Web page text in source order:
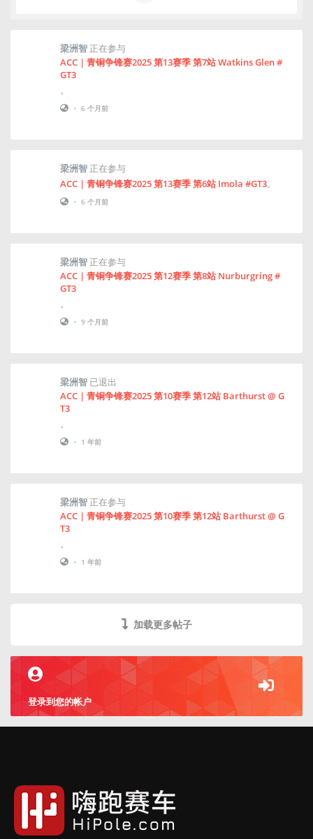
梁洲智 正在参与
ACC | 青铜争锋赛2025 第13赛季 第7站 Watkins Glen #
GT3
。
• 6 个月前
梁洲智 正在参与
ACC | 青铜争锋赛2025 第13赛季 第6站 Imola #GT3。
• 6 个月前
梁洲智 正在参与
ACC | 青铜争锋赛2025 第12赛季 第8站 Nurburgring #
GT3
。
• 9 个月前
梁洲智 已退出
ACC | 青铜争锋赛2025 第10赛季 第12站 Barthurst @ G
T3
。
• 1 年前
梁洲智 正在参与
ACC | 青铜争锋赛2025 第10赛季 第12站 Barthurst @ G
T3
。
• 1 年前
加载更多帖子
登录到您的帐户